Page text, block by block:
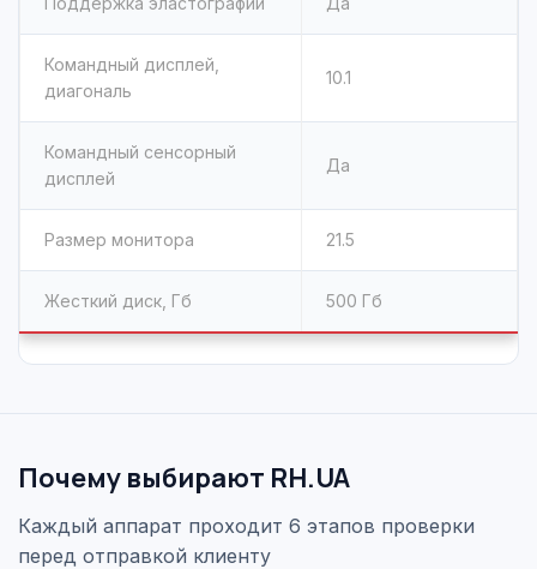
Командный дисплей,
диагональ
10.1
Командный сенсорный
дисплей
Да
Размер монитора 21.5
Жесткий диск, Гб 500 Гб
Почему выбирают RH.UA
Каждый аппарат проходит 6 этапов проверки
перед отправкой клиенту